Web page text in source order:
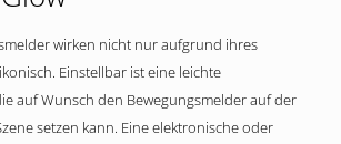
wirken nicht nur aufgrund ihres
Einstellbar ist eine leichte
auf Wunsch den Bewegungsmelder auf der
setzen kann. Eine elektronische oder